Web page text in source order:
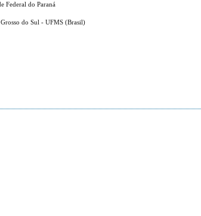
Federal do Paraná
do Sul - UFMS (Brasil)